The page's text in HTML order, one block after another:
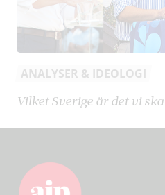
ANALYSER & IDEOLOGI
Vilket Sverige är det vi